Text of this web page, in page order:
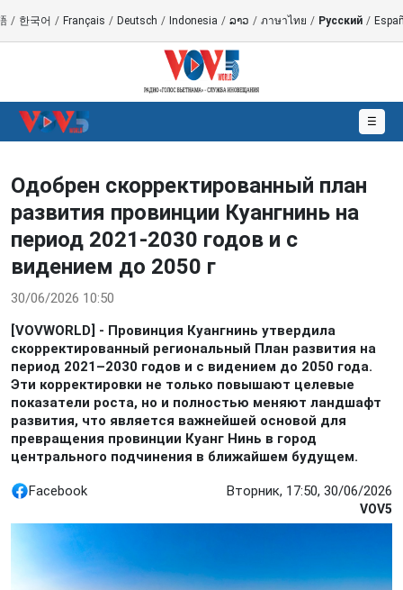
/ 한국어 / Français / Deutsch / Indonesia / ລາວ / ภาษาไทย / Русский /
☰
Одобрен скорректированный план
развития провинции Куангнинь на
период 2021-2030 годов и с
видением до 2050 г
30/06/2026 10:50
[VOVWORLD] - Провинция Куангнинь утвердила
скорректированный региональный План развития на
период 2021–2030 годов и с видением до 2050 года.
Эти корректировки не только повышают целевые
показатели роста, но и полностью меняют ландшафт
развития, что является важнейшей основой для
превращения провинции Куанг Нинь в город
центрального подчинения в ближайшем будущем.
Facebook Вторник, 17:50, 30/06/2026
VOV5